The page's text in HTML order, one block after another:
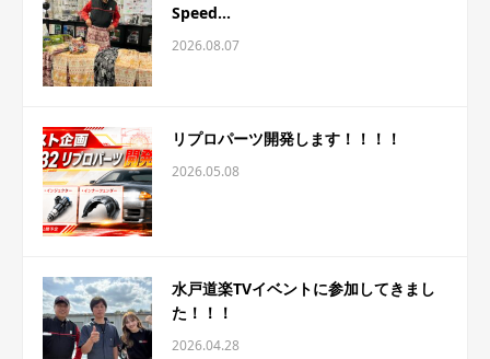
Speed...
2026.08.07
リプロパーツ開発します！！！！
2026.05.08
水戸道楽TVイベントに参加してきまし
た！！！
2026.04.28